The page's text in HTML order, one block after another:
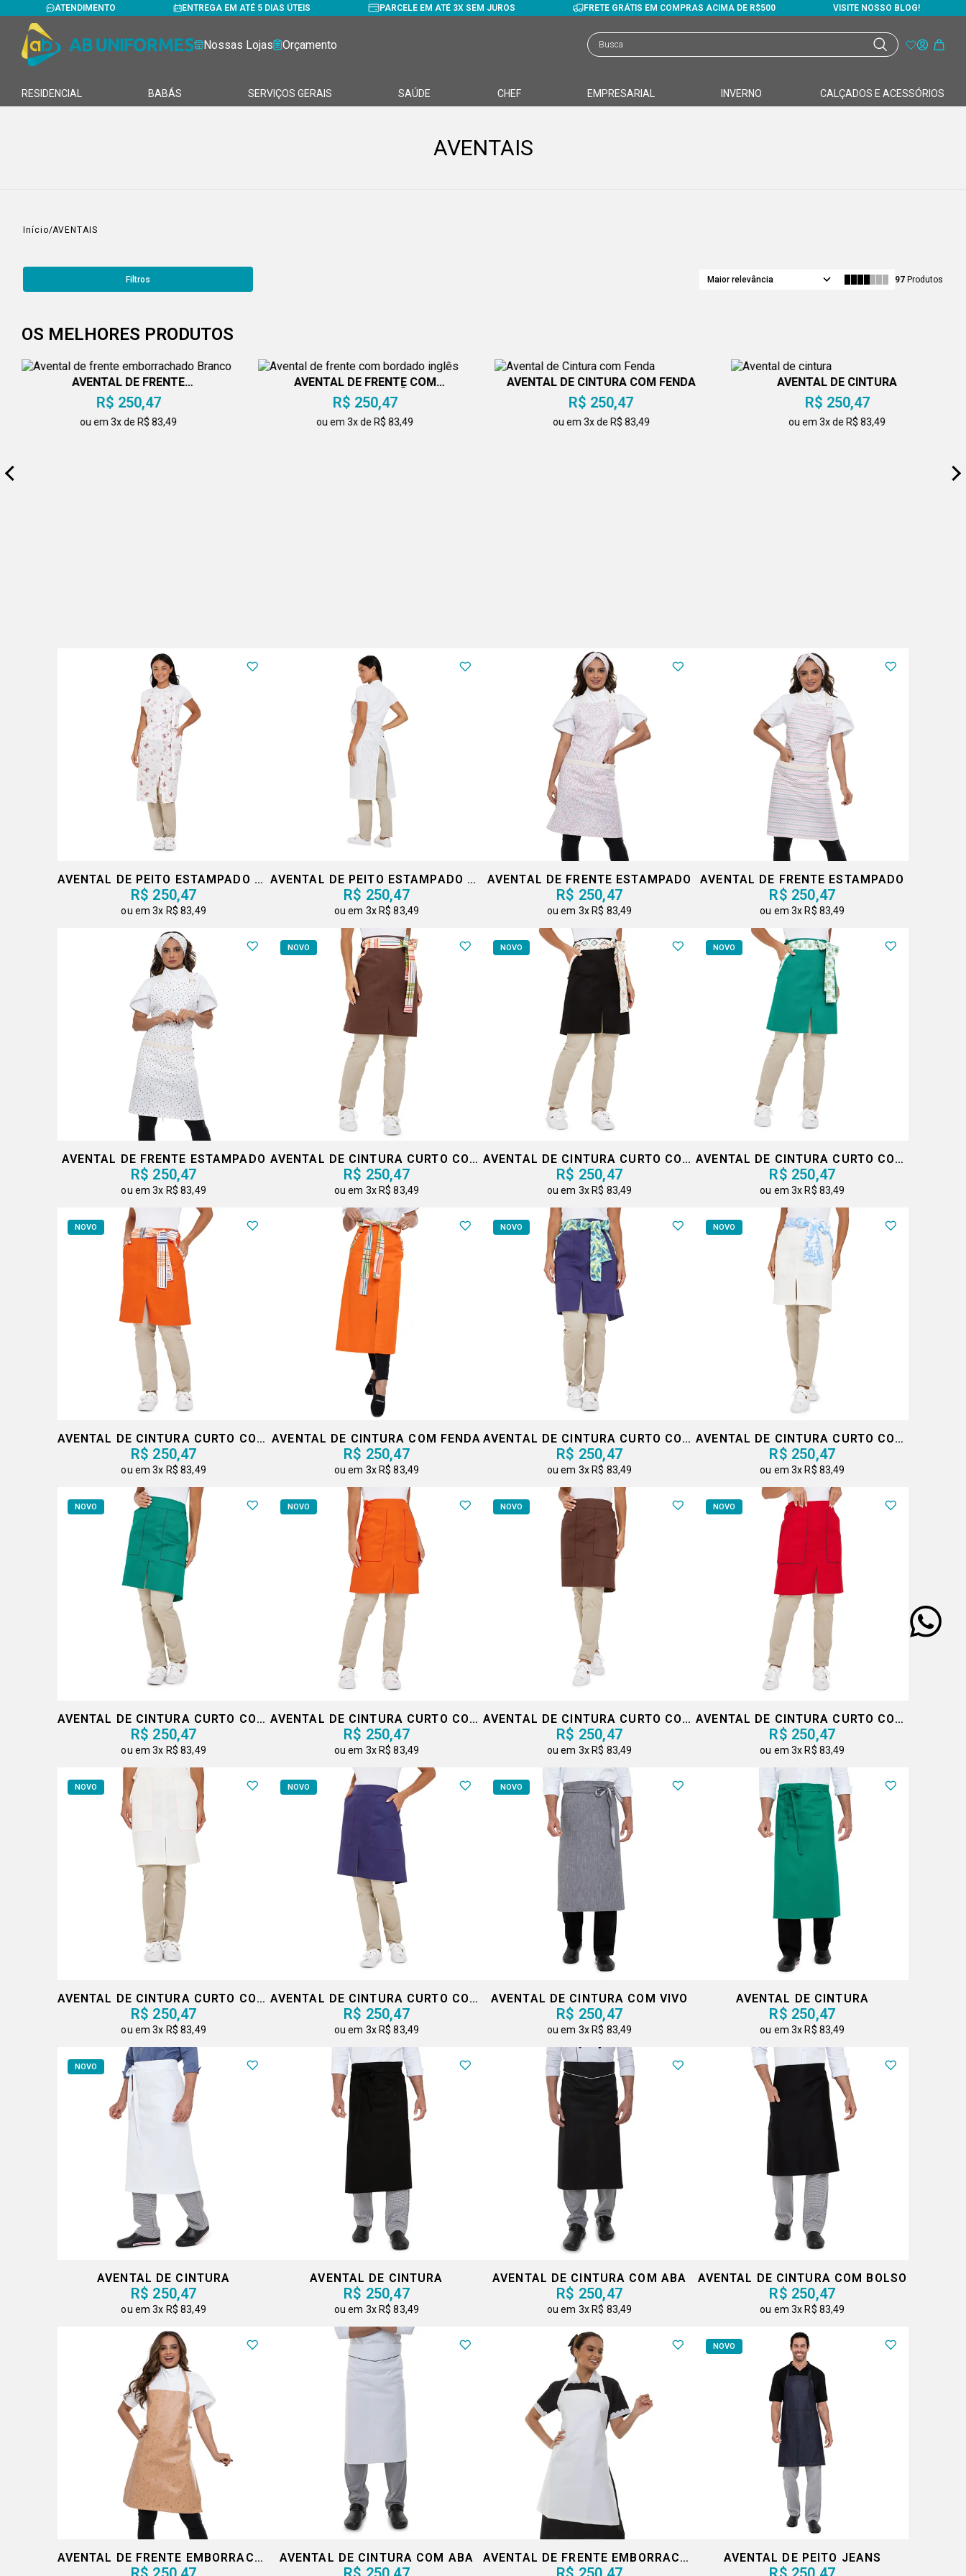
ATENDIMENTO ENTREGA EM ATÉ 5 DIAS ÚTEIS PARCELE EM ATÉ 3X SEM JUROS FRETE GRÁTIS EM COMPRAS ACIMA DE R$500 VISITE NOSSO BLOG!
Nossas Lojas Orçamento
RESIDENCIAL BABÁS SERVIÇOS GERAIS SAÚDE CHEF EMPRESARIAL INVERNO CALÇADOS E ACESSÓRIOS
AVENTAIS
Início AVENTAIS
Filtros 97Produtos
Maior relevância
OS MELHORES PRODUTOS
AVENTAL DE FRENTE
EMBORRACHADO BRANCO
R$ 250,47
ou em 3x de R$ 83,49
AVENTAL DE FRENTE COM
BORDADO INGLÊS
R$ 250,47
ou em 3x de R$ 83,49
AVENTAL DE CINTURA COM FENDA
R$ 250,47
ou em 3x de R$ 83,49
AVENTAL DE CINTURA
R$ 250,47
ou em 3x de R$ 83,49
AVENTAL DE PEITO ESTAMPADO COLEÇÃO
R$ 250,47
3x R$ 83,49
AVENTAL DE PEITO ESTAMPADO COLEÇÃO
R$ 250,47
3x R$ 83,49
AVENTAL DE FRENTE ESTAMPADO
R$ 250,47
3x R$ 83,49
AVENTAL DE FRENTE ESTAMPADO
R$ 250,47
3x R$ 83,49
AVENTAL DE FRENTE ESTAMPADO
R$ 250,47
3x R$ 83,49
NOVO
AVENTAL DE CINTURA CURTO COM FAIXA
R$ 250,47
3x R$ 83,49
NOVO
AVENTAL DE CINTURA CURTO COM FAIXA
R$ 250,47
3x R$ 83,49
NOVO
AVENTAL DE CINTURA CURTO COM FAIXA
R$ 250,47
3x R$ 83,49
NOVO
AVENTAL DE CINTURA CURTO COM FAIXA
R$ 250,47
3x R$ 83,49
AVENTAL DE CINTURA COM FENDA
R$ 250,47
3x R$ 83,49
NOVO
AVENTAL DE CINTURA CURTO COM FAIXA
R$ 250,47
3x R$ 83,49
NOVO
AVENTAL DE CINTURA CURTO COM FAIXA
R$ 250,47
3x R$ 83,49
NOVO
AVENTAL DE CINTURA CURTO COM FENDA
R$ 250,47
3x R$ 83,49
NOVO
AVENTAL DE CINTURA CURTO COM FENDA
R$ 250,47
3xR$ 83,49
NOVO
AVENTAL DE CINTURA CURTO COM FENDA
R$ 250,47
3xR$ 83,49
NOVO
AVENTAL DE CINTURA CURTO COM FENDA
R$ 250,47
3xR$ 83,49
NOVO
AVENTAL DE CINTURA CURTO COM FENDA
R$ 250,47
3x R$ 83,49
NOVO
AVENTAL DE CINTURA CURTO COM FENDA
R$ 250,47
3x R$ 83,49
NOVO
AVENTAL DE CINTURA COM VIVO
R$ 250,47
3x R$ 83,49
AVENTAL DE CINTURA
R$ 250,47
3x R$ 83,49
NOVO
AVENTAL DE CINTURA
R$ 250,47
3x R$ 83,49
AVENTAL DE CINTURA
R$ 250,47
3x R$ 83,49
AVENTAL DE CINTURA COM ABA
R$ 250,47
3x R$ 83,49
AVENTAL DE CINTURA COM BOLSO
R$ 250,47
3x R$ 83,49
AVENTAL DE FRENTE EMBORRACHADO MARROM AVENTAL DE CINTURA COM ABA AVENTAL DE FRENTE EMBORRACHADO BRANCO
NOVO
AVENTAL DE PEITO JEANS